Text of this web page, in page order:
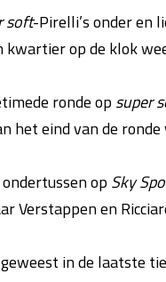
soft-Pirelli’s onder en
op de klok
ronde op super
het eind van de
op Sky
Verstappen en
in de laatste